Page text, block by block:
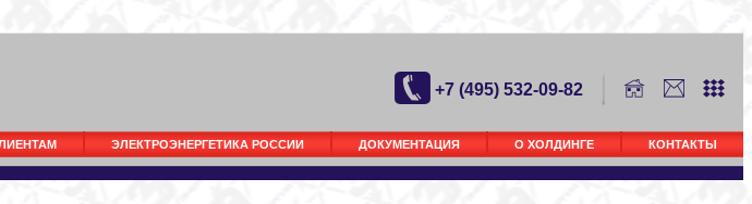
+7 (495) 532-09-82
ЭЛЕКТРОЭНЕРГЕТИКА РОССИИ ДОКУМЕНТАЦИЯ О ХОЛДИНГЕ КОНТАКТЫ